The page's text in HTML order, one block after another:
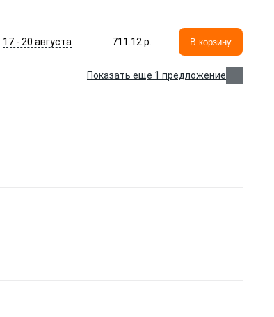
17 - 20 августа 711.12 p. В корзину
Показать еще 1 предложение